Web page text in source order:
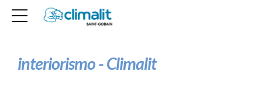
interiorismo - Climalit